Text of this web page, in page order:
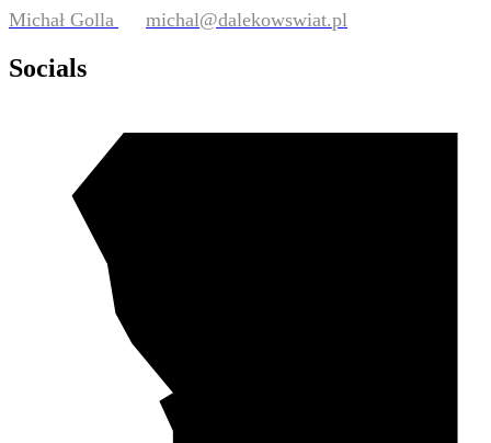
Michał Golla michal@dalekowswiat.pl
Socials